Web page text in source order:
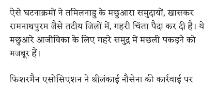
ऐसे घटनाक्रमों ने तमिलनाडु के मछुआरा समुदायों, खासकर
रामनाथपुरम जैसे तटीय जिलों में, गहरी चिंता पैदा कर दी है। ये
मछुआरे आजीविका के लिए गहरे समुद्र में मछली पकड़ने को
मजबूर हैं।
फिशरमैन एसोसिएशन ने श्रीलंकाई नौसेना की कार्रवाई पर